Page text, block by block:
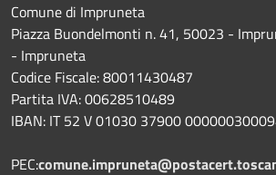
Comune di Impruneta
Piazza Buondelmonti n. 41, 50023 -
- Impruneta
Codice Fiscale: 80011430487
Partita IVA: 00628510489
IBAN: IT 52 V 01030 37900
PEC: